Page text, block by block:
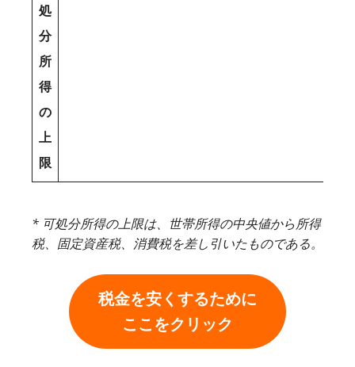
処
分
所
得
の
上
限
* 可処分所得の上限は、世帯所得の中央値から所得
税、固定資産税、消費税を差し引いたものである。
税金を安くするために
ここをクリック